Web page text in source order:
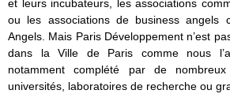
et leurs incubateurs, les associations
ou les associations de business angels
Angels. Mais Paris Développement n’est
dans la Ville de Paris comme nous
notamment complété par de
universités, laboratoires de recherche ou